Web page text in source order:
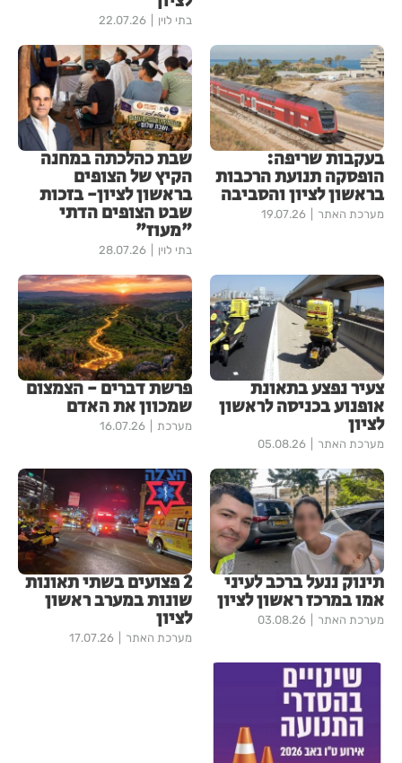
בתי לוין 22.07.26
בעקבות שריפה:
הופסקה תנועת הרכבות
בראשון לציון והסביבה
מערכת האתר 19.07.26
שבת כהלכתה במחנה
הקיץ של הצופים
בראשון לציון- בזכות
שבט הצופים הדתי
"מעוז"
בתי לוין 28.07.26
צעיר נפצע בתאונת
אופנוע בכניסה לראשון
לציון
מערכת האתר 05.08.26
פרשת דברים - הצמצום
שמכוון את האדם
מערכת 16.07.26
תינוק ננעל ברכב לעיני
אמו במרכז ראשון לציון
מערכת האתר 03.08.26
2 פצועים בשתי תאונות
שונות במערב ראשון
לציון
מערכת האתר 17.07.26